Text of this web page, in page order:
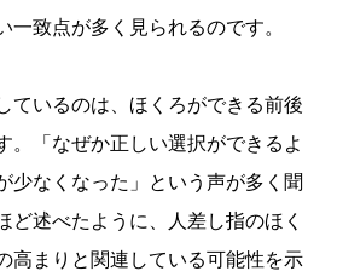
一致点が多く見られるのです。
ているのは、ほくろができる前後
。「なぜか正しい選択ができるよ
少なくなった」という声が多く聞
ど述べたように、人差し指のほく
高まりと関連している可能性を示